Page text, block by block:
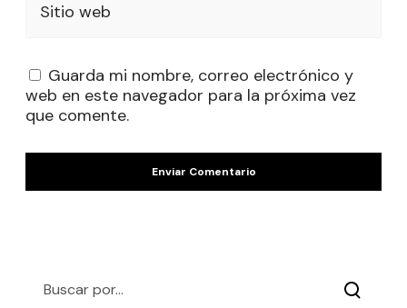
Sitio web
Guarda mi nombre, correo electrónico y
web en este navegador para la próxima vez
que comente.